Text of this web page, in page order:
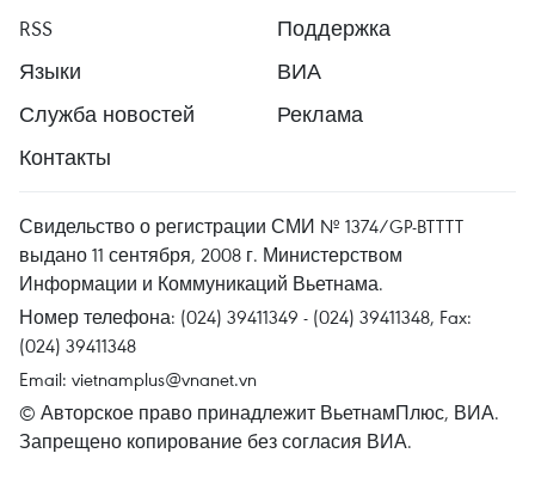
RSS
Поддержка
Языки
ВИА
Служба новостей
Реклама
Контакты
Свидельство о регистрации СМИ № 1374/GP-BTTTT
выдано 11 сентября, 2008 г. Министерством
Информации и Коммуникаций Вьетнама.
Номер телефона: (024) 39411349 - (024) 39411348, Fax:
(024) 39411348
Email: vietnamplus@vnanet.vn
© Авторское право принадлежит ВьетнамПлюс, ВИА.
Запрещено копирование без согласия ВИА.